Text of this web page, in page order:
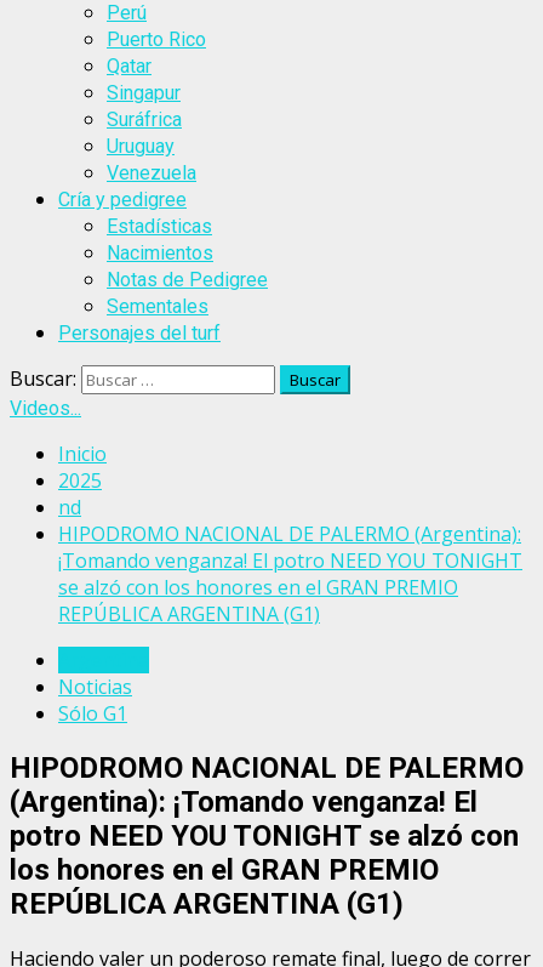
Perú
Puerto Rico
Qatar
Singapur
Suráfrica
Uruguay
Venezuela
Cría y pedigree
Estadísticas
Nacimientos
Notas de Pedigree
Sementales
Personajes del turf
Buscar:
Videos...
Inicio
2025
nd
HIPODROMO NACIONAL DE PALERMO (Argentina):
¡Tomando venganza! El potro NEED YOU TONIGHT
se alzó con los honores en el GRAN PREMIO
REPÚBLICA ARGENTINA (G1)
Noticias
Sólo G1
HIPODROMO NACIONAL DE PALERMO
(Argentina): ¡Tomando venganza! El
potro NEED YOU TONIGHT se alzó con
los honores en el GRAN PREMIO
REPÚBLICA ARGENTINA (G1)
Haciendo valer un poderoso remate final, luego de correr